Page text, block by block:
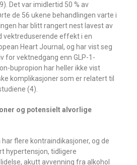
Det var imidlertid 50 % av
de 56 ukene behandlingen varte i
har blitt rangert nest lavest av
vektreduserende effekt i en
Heart Journal, og har vist seg
for vektnedgang enn GLP-1-
bupropion har heller ikke vist
komplikasjoner som er relatert til
(4).
og potensielt alvorlige
flere kontraindikasjoner, og de
hypertensjon, tidligere
akutt avvenning fra alkohol